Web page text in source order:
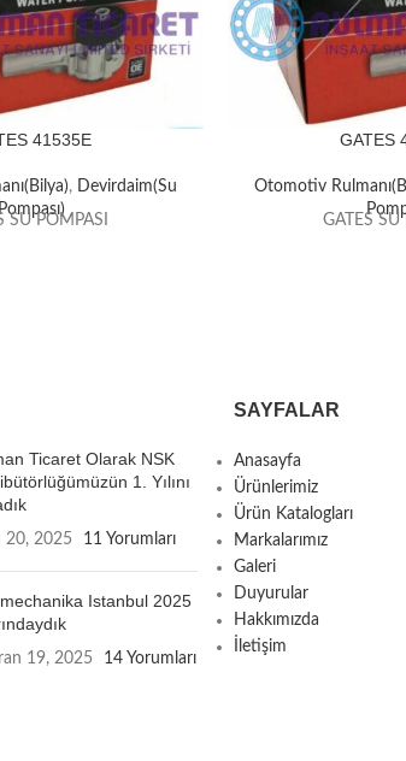
41535E
, Devirdaim(Su
SU POMPASI
GATES
Otomotiv
GATES SU
Ticaret Olarak NSK
1. Yılını
20, 2025 11 Yorumları
Istanbul 2025
19, 2025 14 Yorumları
SAYFALAR
Anasayfa
Ürünlerimiz
Ürün Katalogları
Markalarımız
Galeri
Duyurular
Hakkımızda
İletişim